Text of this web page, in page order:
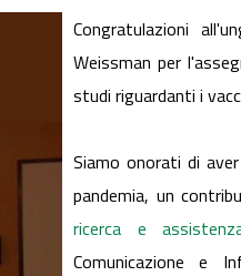
Congratulazioni
Weissman per
studi riguardanti i
Siamo onorati di
pandemia, un
ricerca e
Comunicazione e